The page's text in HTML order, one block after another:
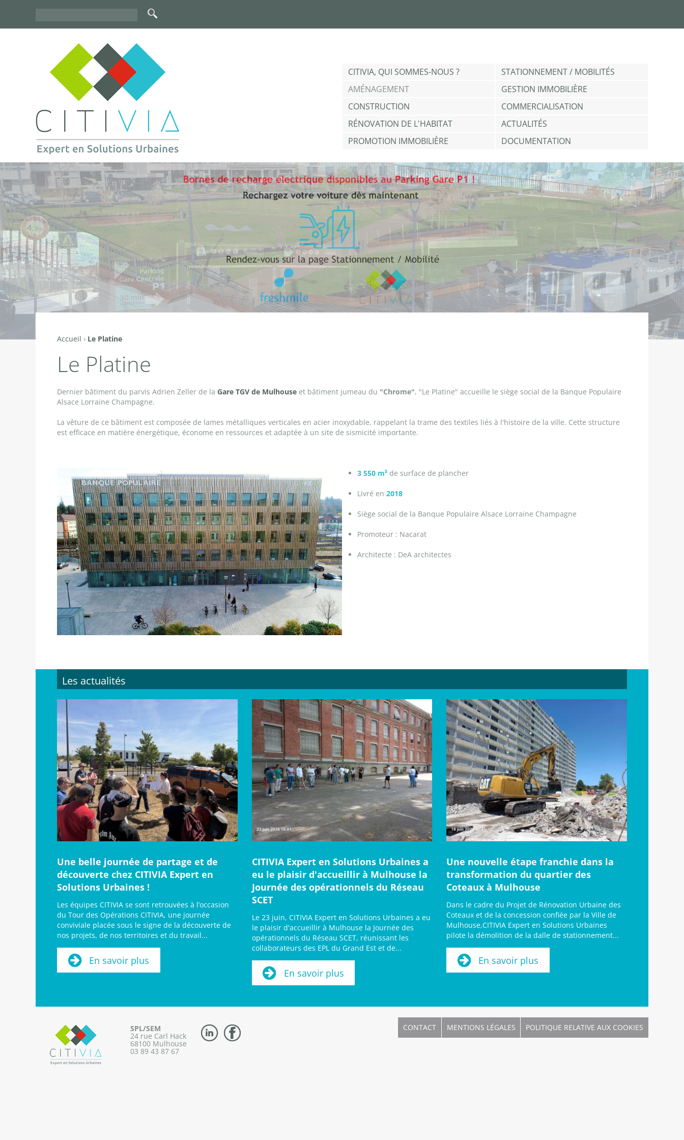
de
recherche
CITIVIA, QUI SOMMES-NOUS ?
STATIONNEMENT / MOBILITÉS
AMÉNAGEMENT
GESTION IMMOBILIÈRE
CONSTRUCTION
COMMERCIALISATION
RÉNOVATION DE L'HABITAT
ACTUALITÉS
PROMOTION IMMOBILIÈRE
DOCUMENTATION
Vous
êtes
ici
Accueil › Le Platine
Le Platine
Dernier bâtiment du parvis Adrien Zeller de la Gare TGV de Mulhouse et bâtiment jumeau du "Chrome", "Le Platine" accueille le siège social de la Banque Populaire
Alsace Lorraine Champagne.
La vêture de ce bâtiment est composée de lames métalliques verticales en acier inoxydable, rappelant la trame des textiles liés à l'histoire de la ville. Cette structure
est efficace en matière énergétique, économe en ressources et adaptée à un site de sismicité importante.
3 550 m² de surface de plancher
Livré en 2018
Siège social de la Banque Populaire Alsace Lorraine Champagne
Promoteur : Nacarat
Architecte : DeA architectes
Les actualités
Une belle journée de partage et de
découverte chez CITIVIA Expert en
Solutions Urbaines !
Les équipes CITIVIA se sont retrouvées à l’occasion
du Tour des Opérations CITIVIA, une journée
conviviale placée sous le signe de la découverte de
nos projets, de nos territoires et du travail...
En savoir plus
CITIVIA Expert en Solutions Urbaines a
eu le plaisir d'accueillir à Mulhouse la
Journée des opérationnels du Réseau
SCET
Le 23 juin, CITIVIA Expert en Solutions Urbaines a eu
le plaisir d'accueillir à Mulhouse la Journée des
opérationnels du Réseau SCET, réunissant les
collaborateurs des EPL du Grand Est et de...
En savoir plus
Une nouvelle étape franchie dans la
transformation du quartier des
Coteaux à Mulhouse
Dans le cadre du Projet de Rénovation Urbaine des
Coteaux et de la concession confiée par la Ville de
Mulhouse,CITIVIA Expert en Solutions Urbaines
pilote la démolition de la dalle de stationnement...
En savoir plus
SPL/SEM
24 rue Carl Hack
68100 Mulhouse
03 89 43 87 67
CONTACT MENTIONS LÉGALES POLITIQUE RELATIVE AUX COOKIES